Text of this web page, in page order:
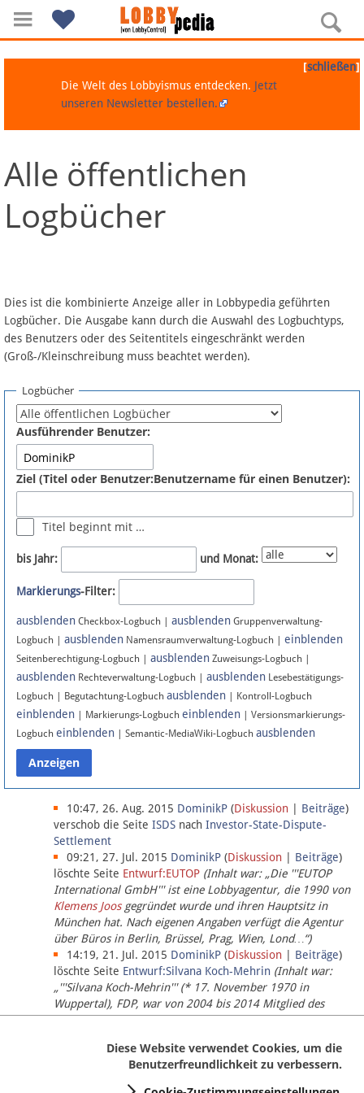
Navigation
Über Lobbypedia
Artikel nach Kategorien
FAQ
Fördermitglied werden
Fehler melden
Newsletter
Bluesky
Facebook
Instagram
Anmelden
Datenschutz
Über Lobbypedia
Impressum
[schließen]
Die Welt des Lobbyismus entdecken. Jetzt
unseren Newsletter bestellen.
Alle öffentlichen
Logbücher
Dies ist die kombinierte Anzeige aller in Lobbypedia geführten
Logbücher. Die Ausgabe kann durch die Auswahl des Logbuchtyps,
des Benutzers oder des Seitentitels eingeschränkt werden
(Groß-/Kleinschreibung muss beachtet werden).
Logbücher
Ausführender Benutzer:
Ziel (Titel oder Benutzer:Benutzername für einen Benutzer):
Titel beginnt mit …
bis Jahr: und Monat:
Markierungs-Filter:
ausblenden Checkbox-Logbuch | ausblenden Gruppenverwaltung-
Logbuch | ausblenden Namensraumverwaltung-Logbuch | einblenden
Seitenberechtigung-Logbuch | ausblenden Zuweisungs-Logbuch |
ausblenden Rechteverwaltung-Logbuch | ausblenden Lesebestätigungs-
Logbuch | Begutachtung-Logbuch ausblenden | Kontroll-Logbuch
einblenden | Markierungs-Logbuch einblenden | Versionsmarkierungs-
Logbuch einblenden | Semantic-MediaWiki-Logbuch ausblenden
10:47, 26. Aug. 2015 DominikP (Diskussion Beiträge)
verschob die Seite ISDS nach Investor-State-Dispute-
Settlement
09:21, 27. Jul. 2015 DominikP (Diskussion Beiträge)
löschte Seite Entwurf:EUTOP (Inhalt war: „Die '''EUTOP
International GmbH''' ist eine Lobbyagentur, die 1990 von
Klemens Joosgegründet wurde und ihren Hauptsitz in
München hat. Nach eigenen Angaben verfügt die Agentur
über Büros in Berlin, Brüssel, Prag, Wien, Lond…“)
14:19, 21. Jul. 2015 DominikP (Diskussion Beiträge)
löschte Seite Entwurf:Silvana Koch-Mehrin (Inhalt war:
„'''Silvana Koch-Mehrin''' (* 17. November 1970 in
Wuppertal), FDP, war von 2004 bis 2014 Mitglied des
Europäischen Parlaments, seit November 2014 ist sie für
Diese Website verwendet Cookies, um die
Benutzerfreundlichkeit zu verbessern.